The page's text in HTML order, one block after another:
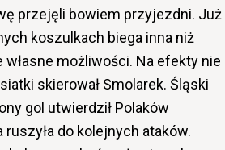
przejęli bowiem przyjezdni. Już
koszulkach biega inna niż
możliwości. Na efekty nie
skierował Smolarek. Śląski
gol utwierdził Polaków
do kolejnych ataków.